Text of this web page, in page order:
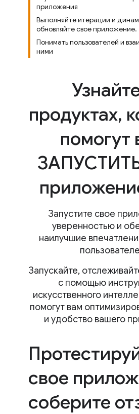
приложения
Выполняйте итерации и
обновляйте свое приложение.
Понимать пользователей и
ними
продуктах,
помогут
Запустите свое
уверенностью и
наилучшие
Запускайте,
с помощью
искусственного
помогут вам
и удобство вашего
свое
соберите